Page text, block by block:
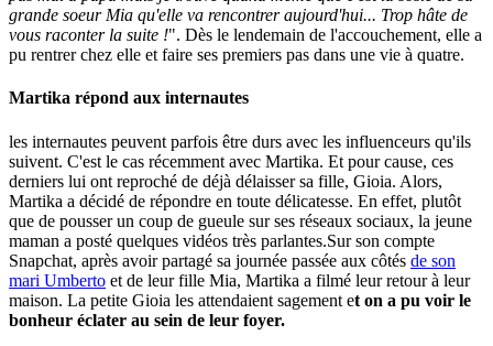
grande soeur Mia qu'elle va rencontrer aujourd'hui... Trop hâte de
vous raconter la suite !". Dès le lendemain de l'accouchement, elle a
pu rentrer chez elle et faire ses premiers pas dans une vie à quatre.
Martika répond aux internautes
les internautes peuvent parfois être durs avec les influenceurs qu'ils
suivent. C'est le cas récemment avec Martika. Et pour cause, ces
derniers lui ont reproché de déjà délaisser sa fille, Gioia. Alors,
Martika a décidé de répondre en toute délicatesse. En effet, plutôt
que de pousser un coup de gueule sur ses réseaux sociaux, la jeune
maman a posté quelques vidéos très parlantes.Sur son compte
Snapchat, après avoir partagé sa journée passée aux côtés de son
mari Umberto et de leur fille Mia, Martika a filmé leur retour à leur
maison. La petite Gioia les attendaient sagement et on a pu voir le
bonheur éclater au sein de leur foyer.